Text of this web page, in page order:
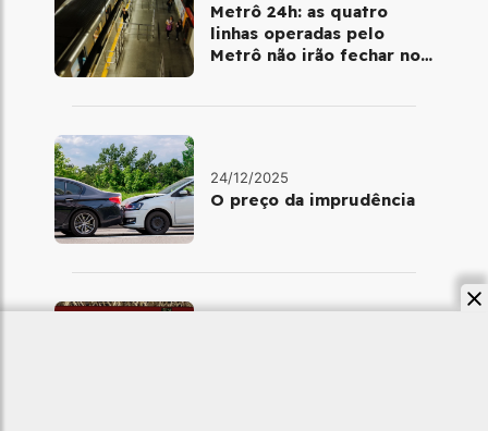
Metrô 24h: as quatro
linhas operadas pelo
Metrô não irão fechar no
24/12/2025
O preço da imprudência